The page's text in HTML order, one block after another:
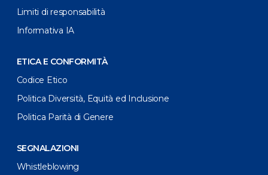
Limiti di responsabilità
Informativa IA
ETICA E CONFORMITÀ
Codice Etico
Politica Diversità, Equità ed Inclusione
Politica Parità di Genere
SEGNALAZIONI
Whistleblowing